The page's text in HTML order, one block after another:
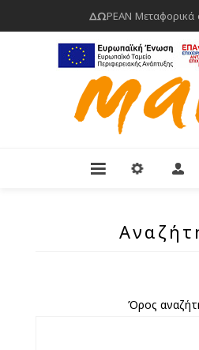
ΔΩΡΕΑΝ
Όρος